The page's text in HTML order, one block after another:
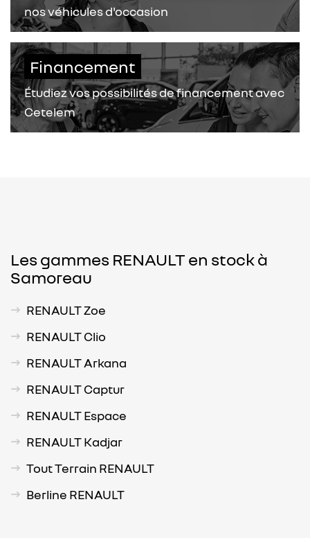
nos véhicules d'occasion
Financement
Étudiez vos possibilités de financement avec
Cetelem
Les gammes RENAULT en stock à
Samoreau
RENAULT Zoe
RENAULT Clio
RENAULT Arkana
RENAULT Captur
RENAULT Espace
RENAULT Kadjar
Tout Terrain RENAULT
Berline RENAULT